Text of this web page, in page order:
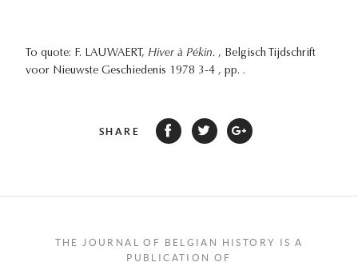
To quote: F. LAUWAERT, Hiver à Pékin. , Belgisch Tijdschrift
voor Nieuwste Geschiedenis 1978 3-4 , pp. .
SHARE
THE JOURNAL OF BELGIAN HISTORY IS A
PUBLICATION OF